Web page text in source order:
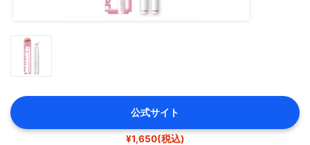
公式サイト
¥1,650(税込)